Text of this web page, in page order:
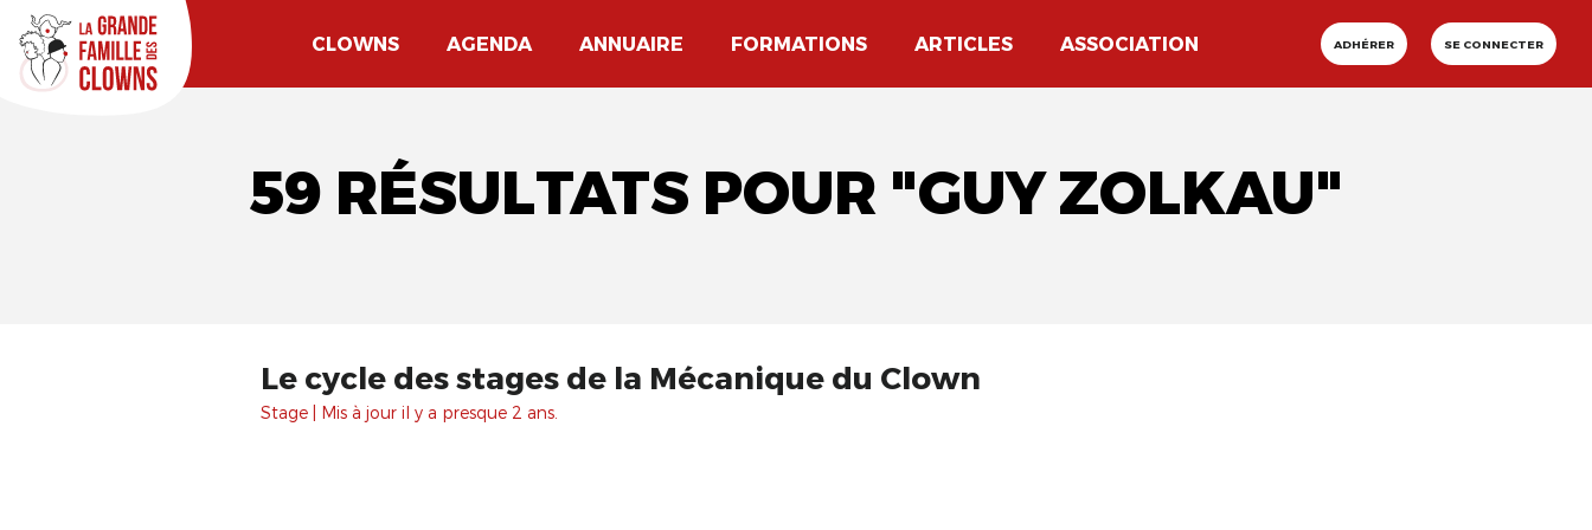
CLOWNS AGENDA ANNUAIRE FORMATIONS ARTICLES ASSOCIATION ADHÉRER SE CONNECTER
59 RÉSULTATS POUR "GUY ZOLKAU"
Le cycle des stages de la Mécanique du Clown
Stage | Mis à jour il y a presque 2 ans.